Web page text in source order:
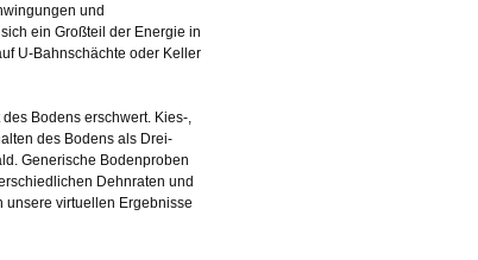
und
ein Großteil der Energie in
U-Bahnschächte oder Keller
Bodens erschwert. Kies-,
des Bodens als Drei-
Generische Bodenproben
Dehnraten und
virtuellen Ergebnisse